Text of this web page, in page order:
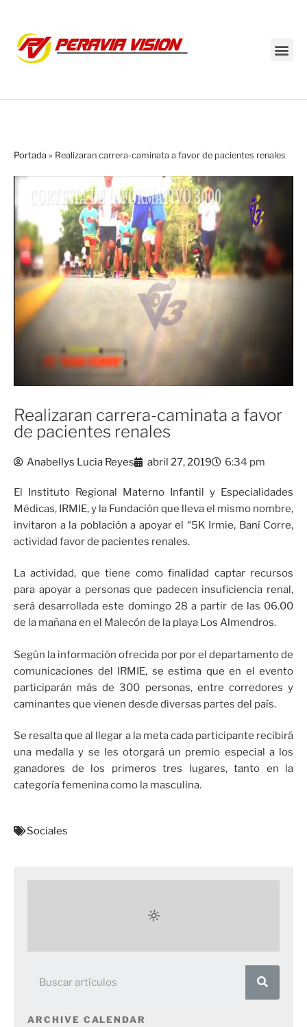
Portada » Realizaran carrera-caminata a favor de pacientes renales
Realizaran carrera-caminata a favor
de pacientes renales
Anabellys Lucia Reyes abril 27, 2019 6:34 pm
El Instituto Regional Materno Infantil y Especialidades
Médicas, IRMIE, y la Fundación que lleva el mismo nombre,
invitaron a la población a apoyar el “5K Irmie, Baní Corre,
actividad favor de pacientes renales.
La actividad, que tiene como finalidad captar recursos
para apoyar a personas que padecen insuficiencia renal,
será desarrollada este domingo 28 a partir de las 06.00
de la mañana en el Malecón de la playa Los Almendros.
Según la información ofrecida por por el departamento de
comunicaciones del IRMIE, se estima que en el evento
participarán más de 300 personas, entre corredores y
caminantes que vienen desde diversas partes del país.
Se resalta que al llegar a la meta cada participante recibirá
una medalla y se les otorgará un premio especial a los
ganadores de los primeros tres lugares, tanto en la
categoría femenina como la masculina.
Sociales
ARCHIVE CALENDAR